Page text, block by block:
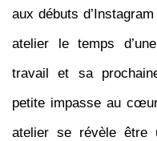
aux débuts
atelier le temps
travail et sa
petite impasse au
atelier se révèle être